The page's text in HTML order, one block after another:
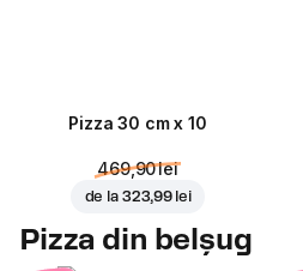
Pizza 30 cm x 10
469,90 lei
de la 323,99 lei
Pizza din belșug